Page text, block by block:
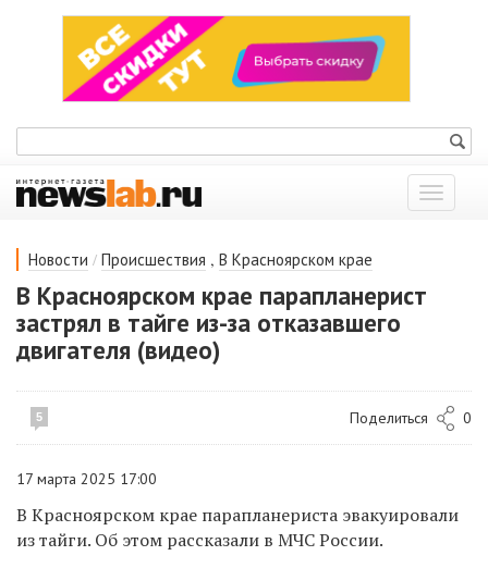
Показать
меню
Новости / Происшествия , В Красноярском крае
В Красноярском крае парапланерист
застрял в тайге из-за отказавшего
двигателя (видео)
5 Поделиться 0
17 марта 2025 17:00
В Красноярском крае парапланериста эвакуировали
из тайги. Об этом рассказали в МЧС России.